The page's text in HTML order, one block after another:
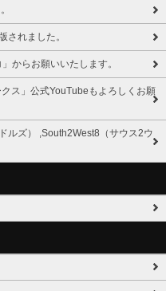
されました。
からお願いいたします。
ス」公式YouTubeもよろしくお願
ルズ） ,South2West8（サウス2ウ